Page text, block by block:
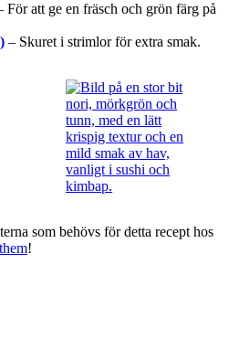
För att ge en fräsch och grön färg på
– Skuret i strimlor för extra smak.
som behövs för detta recept hos
!